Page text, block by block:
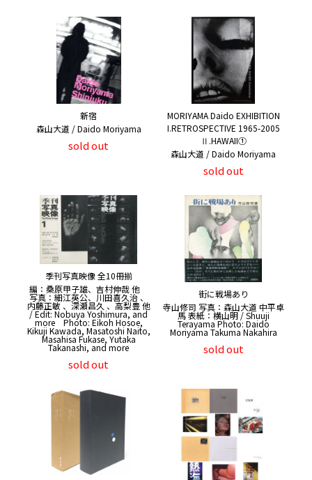
新宿
森山大道 / Daido Moriyama
sold out
MORIYAMA Daido EXHIBITION
I.RETROSPECTIVE 1965-2005
Ⅱ.HAWAII①
森山大道 / Daido Moriyama
sold out
季刊写真映像 全10冊揃
編：桑原甲子雄、吉村伸哉 他
写真：細江英公、川田喜久治 、
内藤正敏 、深瀬昌久 、高梨豊 他
/ Edit: Nobuya Yoshimura, and
more Photo: Eikoh Hosoe,
Kikuji Kawada, Masatoshi Naito,
Masahisa Fukase, Yutaka
Takanashi, and more
sold out
街に戦場あり
寺山修司 写真：森山大道 中平卓
馬 表紙：横山明 / Shuuji
Terayama Photo: Daido
Moriyama Takuma Nakahira
sold out